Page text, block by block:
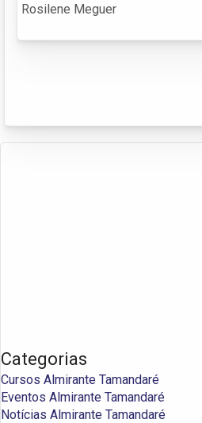
Rosilene Meguer
Categorias
Cursos Almirante Tamandaré
Eventos Almirante Tamandaré
Notícias Almirante Tamandaré